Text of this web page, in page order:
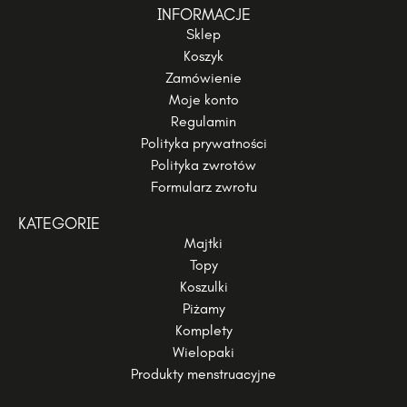
INFORMACJE
Sklep
Koszyk
Zamówienie
Moje konto
Regulamin
Polityka prywatności
Polityka zwrotów
Formularz zwrotu
KATEGORIE
Majtki
Topy
Koszulki
Piżamy
Komplety
Wielopaki
Produkty menstruacyjne